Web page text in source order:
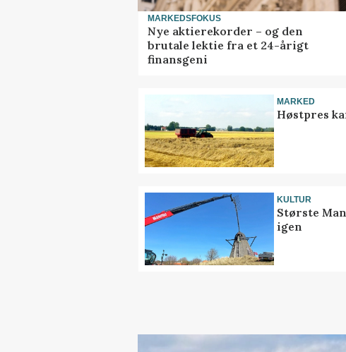
MARKEDSFOKUS
Nye aktierekorder – og den
brutale lektie fra et 24-årigt
finansgeni
MARKED
Høstpres
KULTUR
Største
igen